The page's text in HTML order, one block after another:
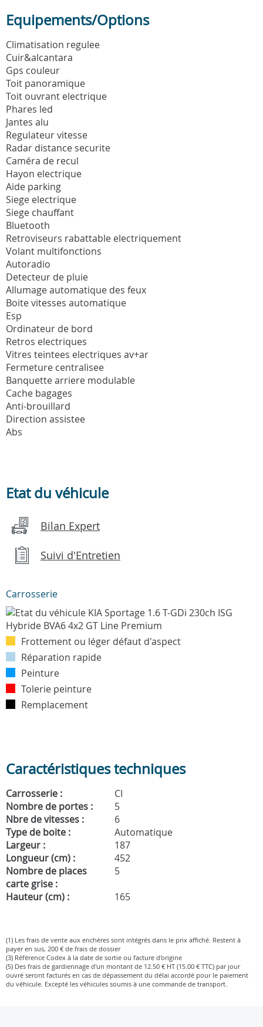
Equipements/Options
Climatisation regulee
Cuir&alcantara
Gps couleur
Toit panoramique
Toit ouvrant electrique
Phares led
Jantes alu
Regulateur vitesse
Radar distance securite
Caméra de recul
Hayon electrique
Aide parking
Siege electrique
Siege chauffant
Bluetooth
Retroviseurs rabattable electriquement
Volant multifonctions
Autoradio
Detecteur de pluie
Allumage automatique des feux
Boite vitesses automatique
Esp
Ordinateur de bord
Retros electriques
Vitres teintees electriques av+ar
Fermeture centralisee
Banquette arriere modulable
Cache bagages
Anti-brouillard
Direction assistee
Abs
Etat du véhicule
Bilan Expert
Suivi d'Entretien
Carrosserie
Frottement ou léger défaut d'aspect
Réparation rapide
Peinture
Tolerie peinture
Remplacement
Caractéristiques techniques
Carrosserie :
CI
Nombre de portes :
5
Nbre de vitesses :
6
Type de boite :
Automatique
Largeur :
187
Longueur (cm) :
452
Nombre de places
carte grise :
5
Hauteur (cm) :
165
(1) Les frais de vente aux enchères sont intégrés dans le prix affiché. Restent à
payer en sus, 200 € de frais de dossier
(3) Référence Codex à la date de sortie ou facture d'origine
(5) Des frais de gardiennage d'un montant de 12.50 € HT (15.00 € TTC) par jour
ouvré seront facturés en cas de dépassement du délai accordé pour le paiement
du véhicule. Excepté les véhicules soumis à une commande de transport.